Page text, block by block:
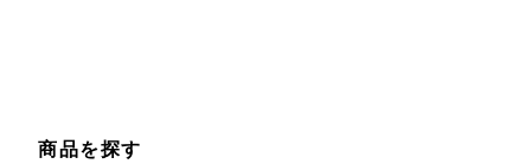
商品を探す